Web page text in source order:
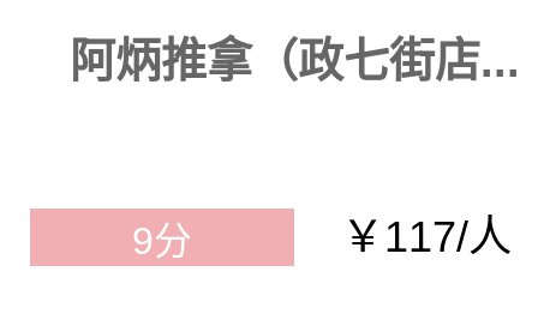
阿炳推拿（政七街店...
9分 ￥117/人